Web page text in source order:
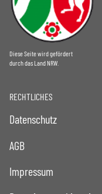
Diese Seite wird gefördert
durch das Land NRW.
RECHTLICHES
Datenschutz
AGB
Impressum